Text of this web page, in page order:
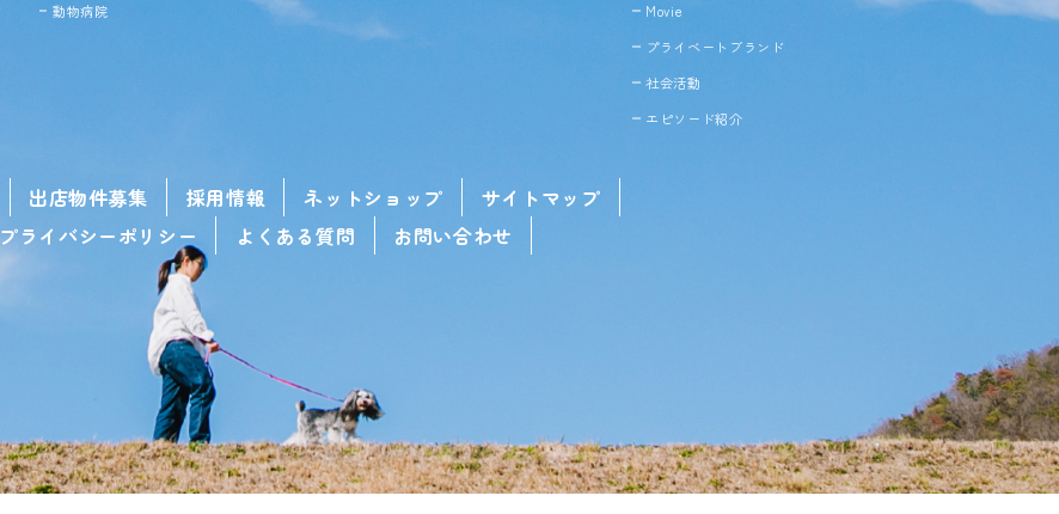
動物病院
Movie
プライベートブランド
社会活動
エピソード紹介
出店物件募集 採用情報 ネットショップ
サイトマップ
プライバシーポリシー
よくある質問 お問い合わせ